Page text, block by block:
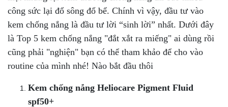
công sức lại đổ sông đổ bể. Chính vì vậy, đầu tư vào
kem chống nắng là đầu tư lời “sinh lời” nhất. Dưới đây
là Top 5 kem chống nắng "đắt xắt ra miếng" ai dùng rồi
cũng phải "nghiện" bạn có thể tham khảo để cho vào
routine của mình nhé! Nào bắt đầu thôi
Kem chống nắng Heliocare Pigment Fluid
spf50+